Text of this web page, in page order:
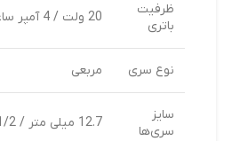
ظرفیت
باتری
20 ولت / 4 آمپر ساعت
نوع سری مربعی
سایز
سری‌ها
12.7 میلی متر / 1/2 اینچ